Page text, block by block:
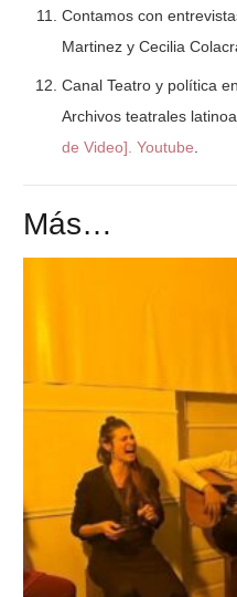
Contamos con
Martinez y Cecilia
Canal Teatro y política
Archivos teatrales
de Video]. Youtube
Más…